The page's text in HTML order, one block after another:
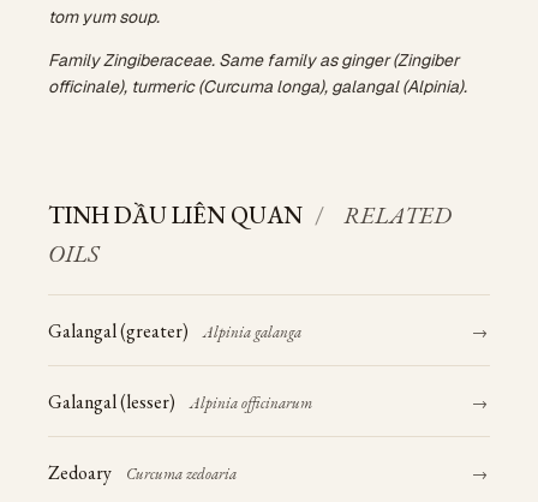
tom yum soup.
Family Zingiberaceae. Same family as ginger (Zingiber
officinale), turmeric (Curcuma longa), galangal (Alpinia).
TINH DẦU LIÊN QUAN /
RELATED
OILS
Galangal (greater) Alpinia galanga →
Galangal (lesser) Alpinia officinarum →
Zedoary Curcuma zedoaria →